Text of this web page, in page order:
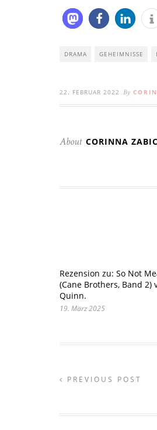
DRAMA GEHEIMNISSE
22. FEBRUAR 2022 By
About CORINNA
Rezension zu: So Not
(Cane Brothers, Band 2)
Quinn.
19. März 2025
PREVIOUS POST